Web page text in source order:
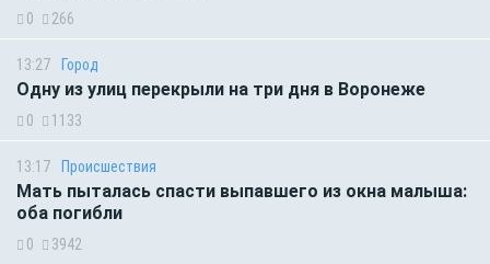
0 266
13:27 Город
Одну из улиц перекрыли на три дня в Воронеже
0 1133
13:17 Происшествия
Мать пыталась спасти выпавшего из окна малыша:
оба погибли
0 3942